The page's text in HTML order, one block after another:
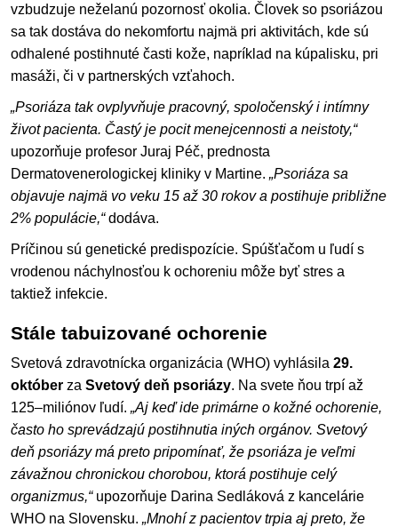
vzbudzuje neželanú pozornosť okolia. Človek so psoriázou
sa tak dostáva do nekomfortu najmä pri aktivitách, kde sú
odhalené postihnuté časti kože, napríklad na kúpalisku, pri
masáži, či v partnerských vzťahoch.
„Psoriáza tak ovplyvňuje pracovný, spoločenský i intímny
život pacienta. Častý je pocit menejcennosti a neistoty,“
upozorňuje profesor Juraj Péč, prednosta
Dermatovenerologickej kliniky v Martine. „Psoriáza sa
objavuje najmä vo veku 15 až 30 rokov a postihuje približne
2% populácie,“dodáva.
Príčinou sú genetické predispozície. Spúšťačom u ľudí s
vrodenou náchylnosťou k ochoreniu môže byť stres a
taktiež infekcie.
Stále tabuizované ochorenie
Svetová zdravotnícka organizácia (WHO) vyhlásila 29.
október za Svetový deň psoriázy. Na svete ňou trpí až
125–miliónov ľudí. „Aj keď ide primárne o kožné ochorenie,
často ho sprevádzajú postihnutia iných orgánov. Svetový
deň psoriázy má preto pripomínať, že psoriáza je veľmi
závažnou chronickou chorobou, ktorá postihuje celý
organizmus,“upozorňuje Darina Sedláková z kancelárie
WHO na Slovensku. „Mnohí z pacientov trpia aj preto, že